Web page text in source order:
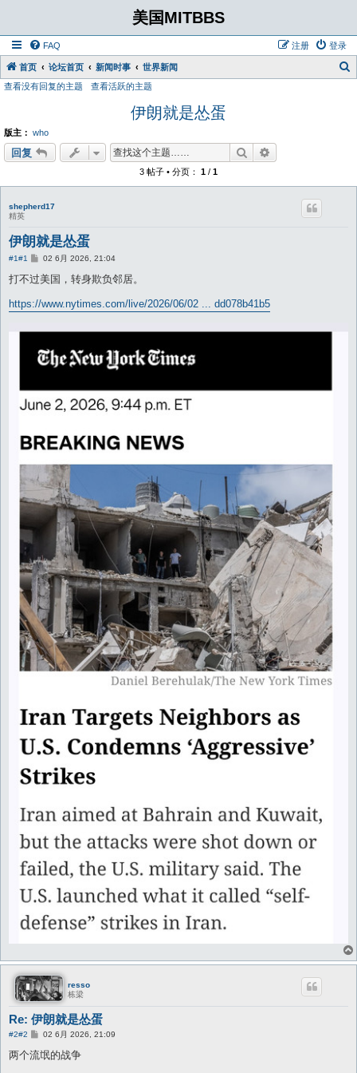
美国MITBBS
FAQ 登录
注册
首页 论坛首页 新闻时事 世界新闻
查看没有回复的主题 查看活跃的主题
伊朗就是怂蛋
版主： who
回复 搜索
3 帖子 • 分页： 1 / 1
shepherd17
精英
伊朗就是怂蛋
#1#1
帖
02 6月 2026, 21:04
打不过美国，转身欺负邻居。
https://www.nytimes.com/live/2026/06/02 ... dd078b41b5
resso
栋梁
Re: 伊朗就是怂蛋
#2#2
帖
02 6月 2026, 21:09
两个流氓的战争